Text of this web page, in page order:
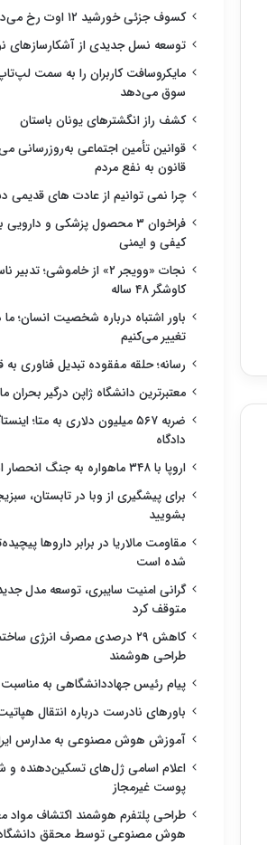
کسوف جزئی خورشید ۱۲ اوت رخ می‌دهد
توسعه نسل جدیدی از آشکارسازهای
مایکروسافت کاربران را به سمت
سوق می‌دهد
کشف راز انگشترهای یونان باستان
قوانین تأمین اجتماعی به‌روزرسانی
قانون به نفع مردم
چرا نمی توانیم از عادت های قدیمی
فراخوان ۳ محصول پزشکی و
کیفی و ایمنی
نجات «وویجر ۲» از خاموشی؛
کاوشگر ۴۸ ساله
باور اشتباه درباره شخصیت انسان؛
تغییر می‌کنیم
رسانه؛ حلقه مفقوده تبدیل فناوری
معتبرترین دانشگاه ژاپن درگیر بحران
ضربه ۵۶۷ میلیون دلاری به متا؛
دادگاه
اروپا با ۳۴۸ ماهواره به جنگ انحصار استارلینک می‌رود
برای پیشگیری از وبا در تابستان،
بشویید
مقاومت مالاریا در برابر داروها
شده است
گرانی امنیت سایبری، توسعه مدل
متوقف کرد
کاهش ۲۹ درصدی مصرف انرژی
طراحی هوشمند
پیام رئیس جهاددانشگاهی به مناسبت
باورهای نادرست درباره انتقال
آموزش هوش مصنوعی به مدارس
اعلام اسامی ژل‌های تسکین‌دهنده
پوست غیرمجاز
طراحی پلتفرم هوشمند اکتشاف مواد
هوش مصنوعی توسط محقق دانشگاه